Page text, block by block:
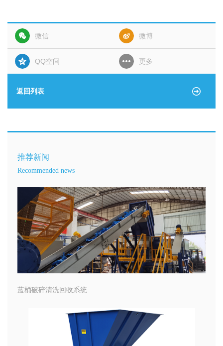
微信 微博
QQ空间 更多
返回列表
推荐新闻
Recommended news
蓝桶破碎清洗回收系统